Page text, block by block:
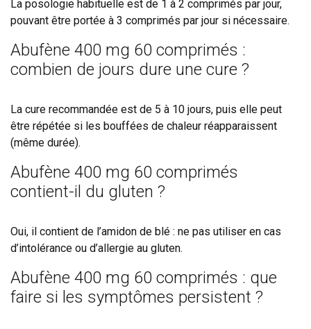
La posologie habituelle est de 1 à 2 comprimés par jour,
pouvant être portée à 3 comprimés par jour si nécessaire.
Abufène 400 mg 60 comprimés :
combien de jours dure une cure ?
La cure recommandée est de 5 à 10 jours, puis elle peut
être répétée si les bouffées de chaleur réapparaissent
(même durée).
Abufène 400 mg 60 comprimés
contient-il du gluten ?
Oui, il contient de l’amidon de blé : ne pas utiliser en cas
d’intolérance ou d’allergie au gluten.
Abufène 400 mg 60 comprimés : que
faire si les symptômes persistent ?